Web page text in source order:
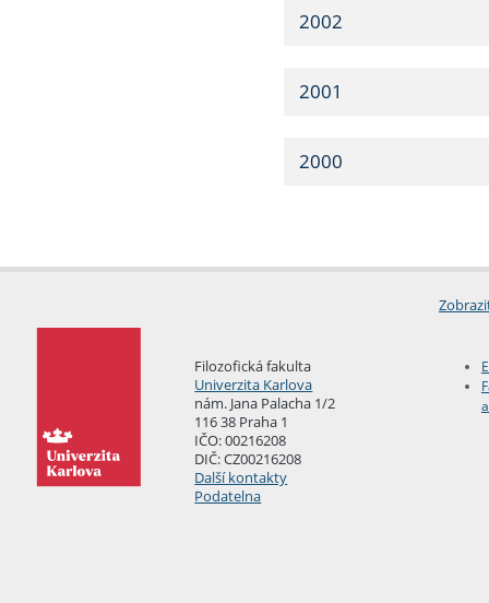
2002
2001
2000
Filozofická fakulta
Univerzita Karlova
nám. Jana Palacha 1/2
116 38 Praha 1
IČO: 00216208
DIČ: CZ00216208
Další kontakty
Podatelna